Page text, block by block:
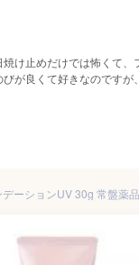
け止めだけでは怖くて
が良くて好きなのです